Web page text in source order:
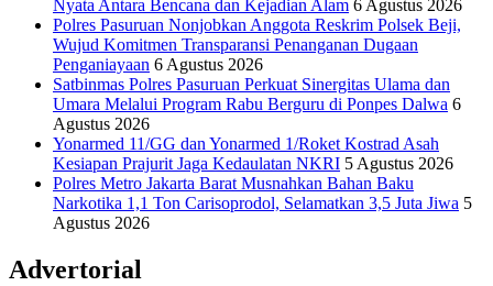
Nyata Antara Bencana dan Kejadian Alam 6 Agustus 2026
Polres Pasuruan Nonjobkan Anggota Reskrim Polsek Beji,
Wujud Komitmen Transparansi Penanganan Dugaan
Penganiayaan 6 Agustus 2026
Satbinmas Polres Pasuruan Perkuat Sinergitas Ulama dan
Umara Melalui Program Rabu Berguru di Ponpes Dalwa 6
Agustus 2026
Yonarmed 11/GG dan Yonarmed 1/Roket Kostrad Asah
Kesiapan Prajurit Jaga Kedaulatan NKRI 5 Agustus 2026
Polres Metro Jakarta Barat Musnahkan Bahan Baku
Narkotika 1,1 Ton Carisoprodol, Selamatkan 3,5 Juta Jiwa 5
Agustus 2026
Advertorial